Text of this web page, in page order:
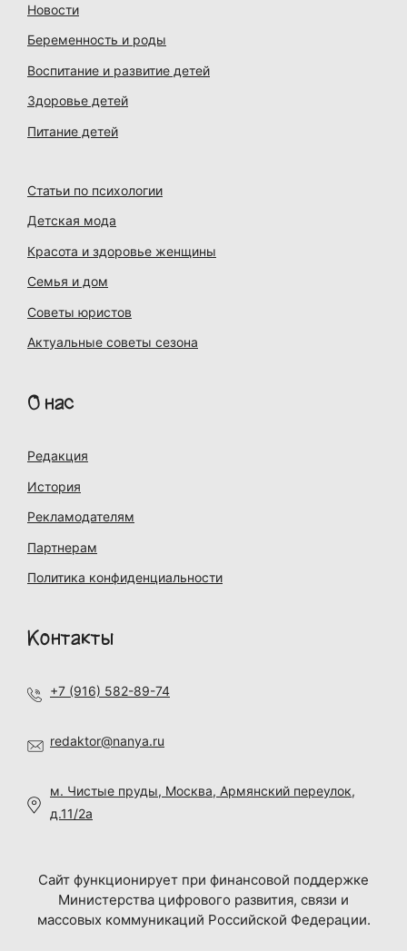
Новости
Беременность и роды
Воспитание и развитие детей
Здоровье детей
Питание детей
Статьи по психологии
Детская мода
Красота и здоровье женщины
Семья и дом
Советы юристов
Актуальные советы сезона
О нас
Редакция
История
Рекламодателям
Партнерам
Политика конфиденциальности
Контакты
+7 (916) 582-89-74
redaktor@nanya.ru
м. Чистые пруды, Москва, Армянский переулок,
д.11/2а
Сайт функционирует при финансовой поддержке
Министерства цифрового развития, связи и
массовых коммуникаций Российской Федерации.